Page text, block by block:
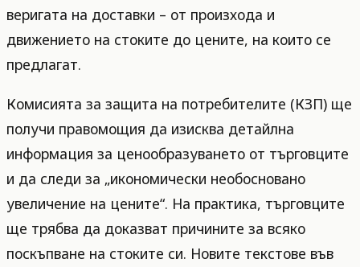
веригата на доставки – от произхода и
движението на стоките до цените, на които се
предлагат.
Комисията за защита на потребителите (КЗП) ще
получи правомощия да изисква детайлна
информация за ценообразуването от търговците
и да следи за „икономически необосновано
увеличение на цените“. На практика, търговците
ще трябва да доказват причините за всяко
поскъпване на стоките си. Новите текстове във